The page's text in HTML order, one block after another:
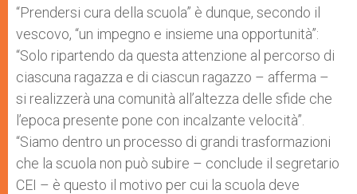
“Prendersi cura della scuola” è dunque, secondo il
vescovo, “un impegno e insieme una opportunità”:
“Solo ripartendo da questa attenzione al percorso di
ciascuna ragazza e di ciascun ragazzo – afferma –
si realizzerà una comunità all’altezza delle sfide che
l’epoca presente pone con incalzante velocità”.
“Siamo dentro un processo di grandi trasformazioni
che la scuola non può subire – conclude il segretario
CEI – è questo il motivo per cui la scuola deve